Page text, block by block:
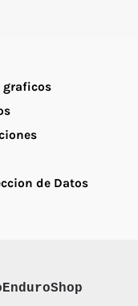
graficos
de Datos